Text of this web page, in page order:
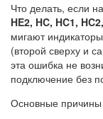
Что делать, если
HE2, HC, HC1,
мигают
(второй сверху и
эта ошибка не
подключение без
Основные